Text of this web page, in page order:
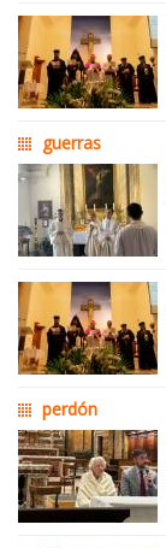
guerras
perdón